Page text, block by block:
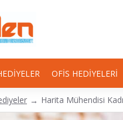
OFIS HEDIYELERI
Harita Mühendisi